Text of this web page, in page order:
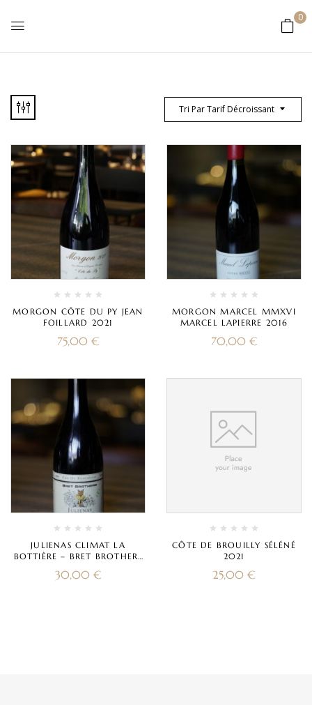
0
Tri Par Tarif Décroissant
MORGON CÔTE DU PY JEAN
FOILLARD 2021
75,00 €
MORGON MARCEL MMXVI
MARCEL LAPIERRE 2016
70,00 €
JULIENAS CLIMAT LA
BOTTIÈRE – BRET BROTHERS
30,00 €
CÔTE DE BROUILLY SÉLÉNÉ
2021
25,00 €